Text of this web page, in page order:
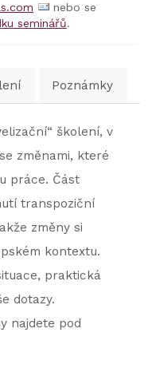
nebo se
seminářů.
Poznámky
školení, v
změnami, které
práce. Část
transpoziční
změny si
kontextu.
praktická
dotazy.
najdete pod